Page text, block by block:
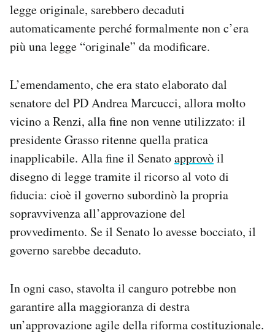
legge originale, sarebbero decaduti
automaticamente perché formalmente non c’era
più una legge “originale” da modificare.
L’emendamento, che era stato elaborato dal
senatore del PD Andrea Marcucci, allora molto
vicino a Renzi, alla fine non venne utilizzato: il
presidente Grasso ritenne quella pratica
inapplicabile. Alla fine il Senatoapprovòil
disegno di legge tramite il ricorso al voto di
fiducia: cioè il governo subordinò la propria
sopravvivenza all’approvazione del
provvedimento. Se il Senato lo avesse bocciato, il
governo sarebbe decaduto.
In ogni caso, stavolta il canguro potrebbe non
garantire alla maggioranza di destra
un’approvazione agile della riforma costituzionale.